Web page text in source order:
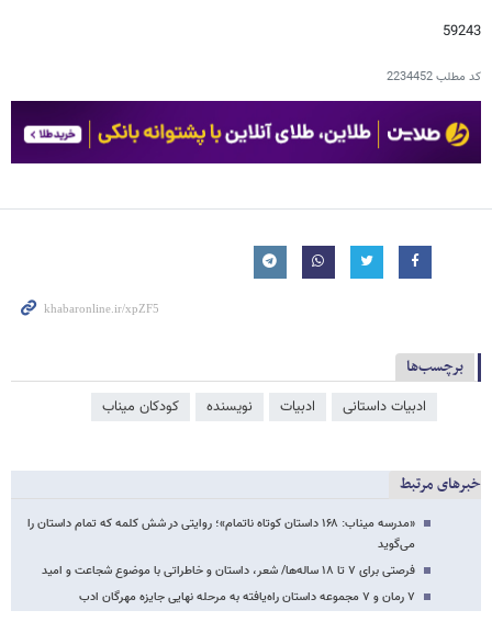
59243
کد مطلب2234452
برچسب‌ها
ادبیات داستانی ادبیات نویسنده کودکان میناب
خبرهای مرتبط
«مدرسه میناب: ۱۶۸ داستان کوتاه ناتمام»؛ روایتی در شش کلمه که تمام داستان را
می‌گوید
فرصتی برای ۷ تا ۱۸ ساله‌ها/ شعر، داستان و خاطراتی با موضوع شجاعت و امید
۷ رمان‌ و ۷ مجموعه داستان راه‌یافته به مرحله نهایی جایزه مهرگان ادب